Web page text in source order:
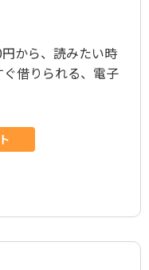
から、読みたい時
借りられる、電子